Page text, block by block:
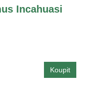
Incahuasi